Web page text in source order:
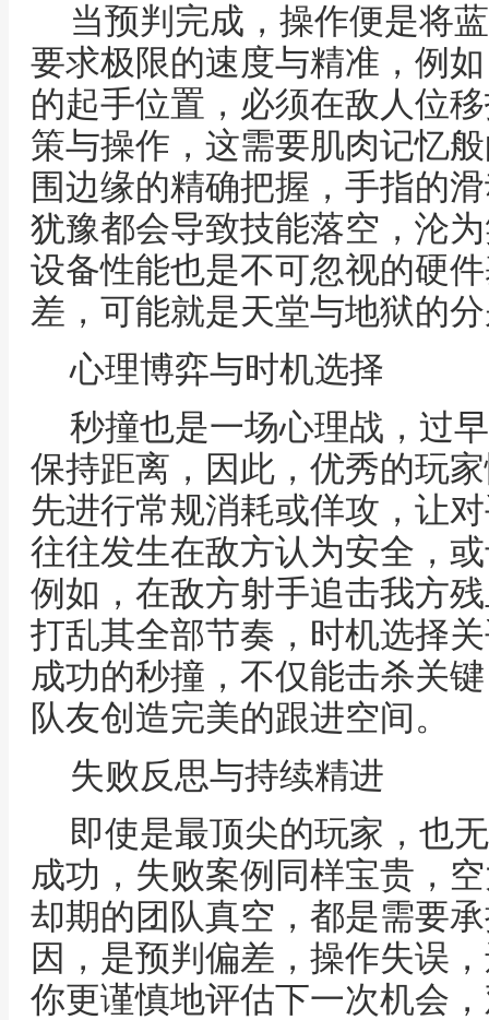
当预判完成，操作便是将
要求极限的速度与精准，例
的起手位置，必须在敌人位
策与操作，这需要肌肉记忆
围边缘的精确把握，手指的
犹豫都会导致技能落空，沦
设备性能也是不可忽视的硬
差，可能就是天堂与地狱的
心理博弈与时机选择
秒撞也是一场心理战，过
保持距离，因此，优秀的玩
先进行常规消耗或佯攻，让
往往发生在敌方认为安全，
例如，在敌方射手追击我方
打乱其全部节奏，时机选择
成功的秒撞，不仅能击杀关
队友创造完美的跟进空间。
失败反思与持续精进
即使是最顶尖的玩家，也
成功，失败案例同样宝贵，
却期的团队真空，都是需要
因，是预判偏差，操作失误
你更谨慎地评估下一次机会